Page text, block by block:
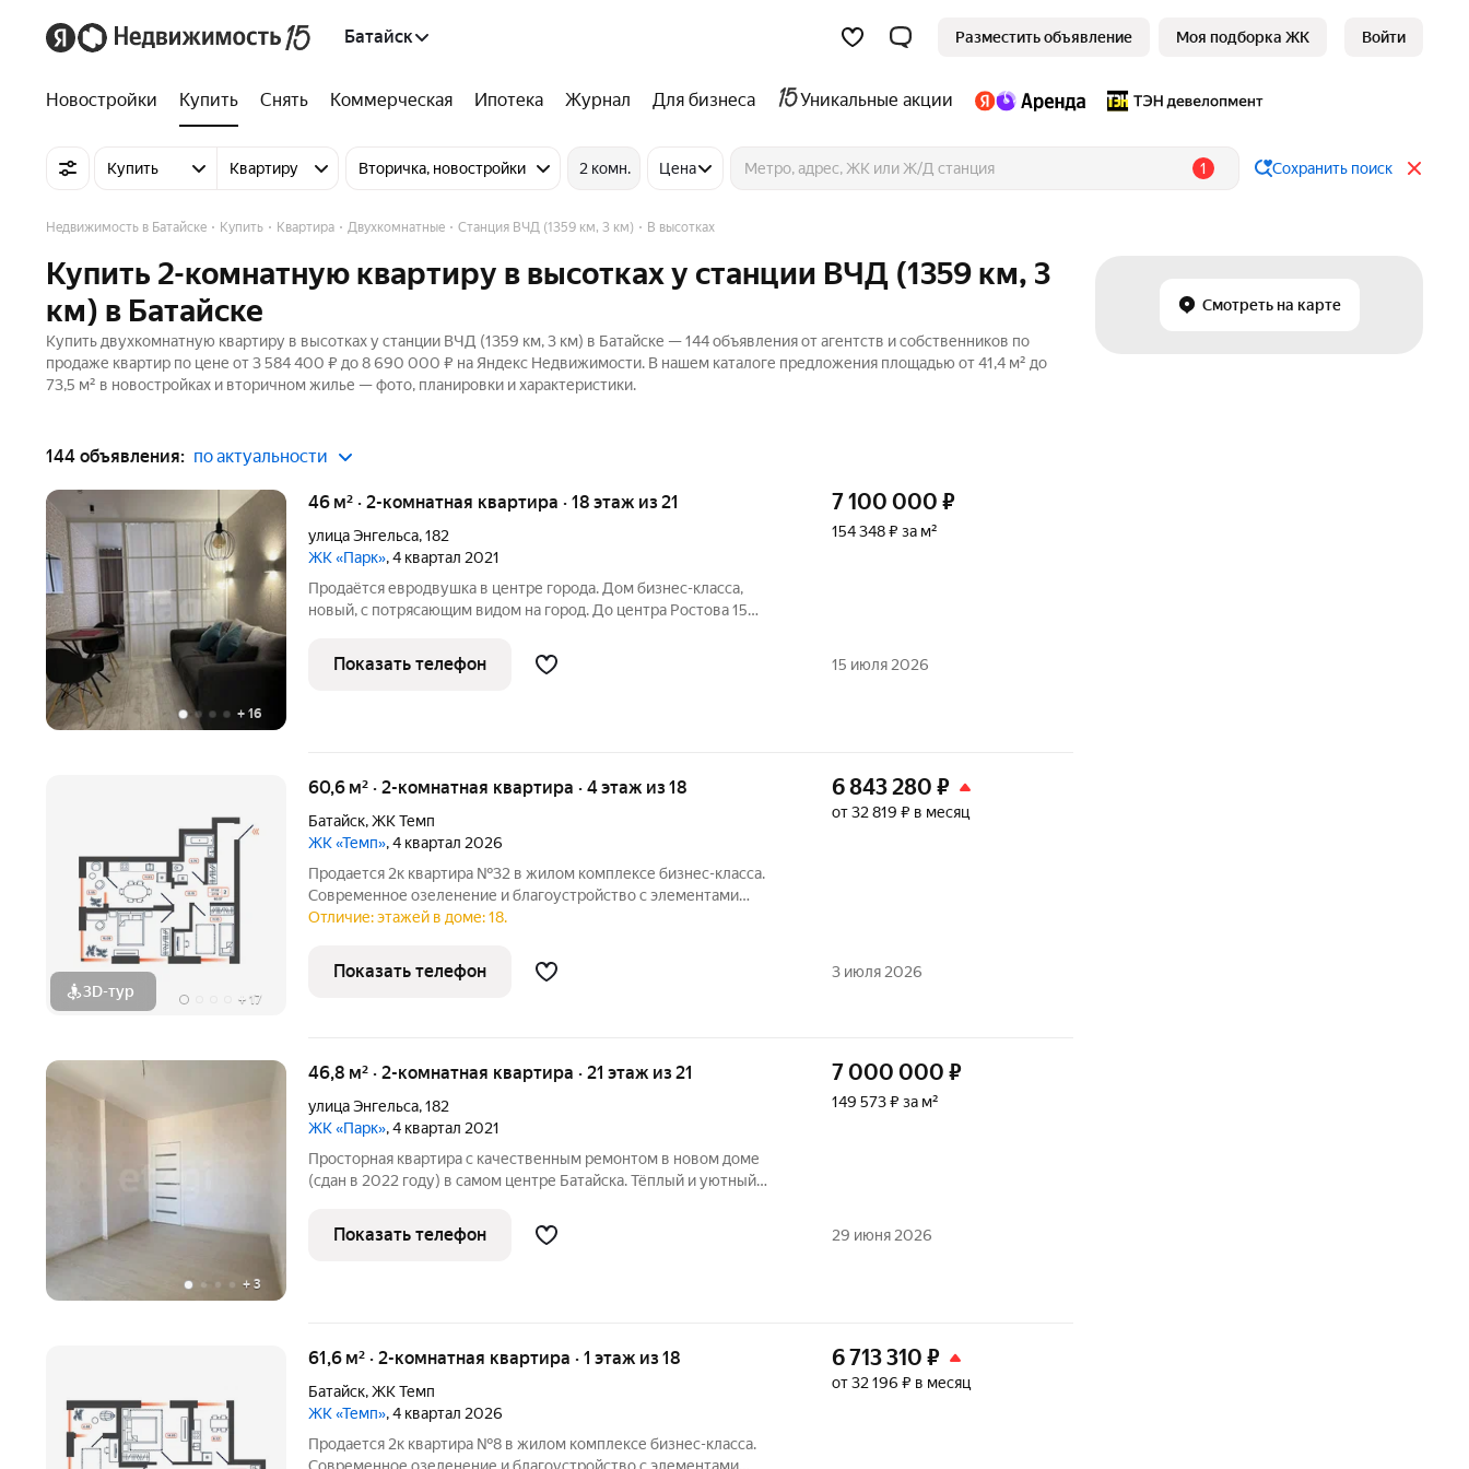
Батайск Разместить объявление Моя подборка ЖК Войти
Новостройки Купить Снять Коммерческая Ипотека Журнал Для бизнеса Уникальные акции
Купить Квартиру Вторичка, новостройки 2 комн. Цена 1 Сохранить поиск
Смотреть на карте
Недвижимость в Батайске Купить Квартира Двухкомнатные Станция ВЧД (1359 км, 3 км) В высотках
Купить 2-комнатную квартиру в высотках у станции ВЧД (1359 км, 3
км) в Батайске
Купить двухкомнатную квартиру в высотках у станции ВЧД (1359 км, 3 км) в Батайске — 144 объявления от агентств и собственников по
продаже квартир по цене от 3 584 400 ₽ до 8 690 000 ₽ на Яндекс Недвижимости. В нашем каталоге предложения площадью от 41,4 м² до
73,5 м² в новостройках и вторичном жилье — фото, планировки и характеристики.
144 объявления: по актуальности
+ 16
46 м² · 2-комнатная квартира · 18 этаж из 21
улица Энгельса,182
ЖК «Парк», 4 квартал 2021
Продаётся евродвушка в центре города. Дом бизнес-класса,
новый, с потрясающим видом на город. До центра Ростова 15
мебелью и техникой. Внутри две отдельные спальни и просторная
кухня-гостиная.
7 100 000 ₽
154 348 ₽ за м²
Показать телефон 15 июля 2026
3D-тур + 17
60,6 м² · 2-комнатная квартира · 4 этаж из 18
Батайск,ЖК Темп
ЖК «Темп», 4 квартал 2026
Продается 2к квартира №32 в жилом комплексе бизнес-класса.
Современное озеленение и благоустройство с элементами
ландшафтной архитектуры, эстетичные фасады, большой паркинг,
новый уровень
6 843 280 ₽
от 32 819 ₽ в месяц
Отличие: этажей в доме: 18.
Показать телефон 3 июля 2026
+ 3
46,8 м² · 2-комнатная квартира · 21 этаж из 21
улица Энгельса,182
ЖК «Парк», 4 квартал 2021
Просторная квартира с качественным ремонтом в новом доме
(сдан в 2022 году) в самом центре Батайска. Тёплый и уютный
температуру, а регулировщик позволяет самостоятельно
управлять подачей
7 000 000 ₽
149 573 ₽ за м²
Показать телефон 29 июня 2026
61,6 м² · 2-комнатная квартира · 1 этаж из 18
Батайск,ЖК Темп
ЖК «Темп», 4 квартал 2026
Продается 2к квартира №8 в жилом комплексе бизнес-класса.
6 713 310 ₽
от 32 196 ₽ в месяц